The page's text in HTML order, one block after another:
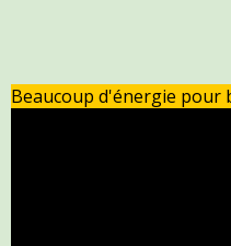
Beaucoup d'énergie pour